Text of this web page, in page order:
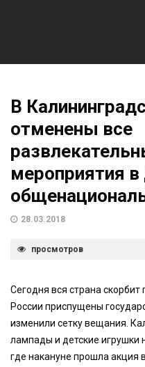
В
отменены все
мероприятия в
28.03.2018
просмотров
Сегодня вся страна
России приспущены
изменили сетку вещания.
лампады и детские игрушки
где накануне прошла акция